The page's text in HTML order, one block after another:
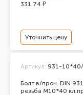
331.74 ₽
Уточнить цену
Болт в/проч. DIN
резьба М10*40
Артикул: 931-